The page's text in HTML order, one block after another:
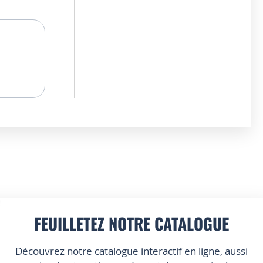
FEUILLETEZ NOTRE CATALOGUE
Découvrez notre catalogue interactif en ligne, aussi